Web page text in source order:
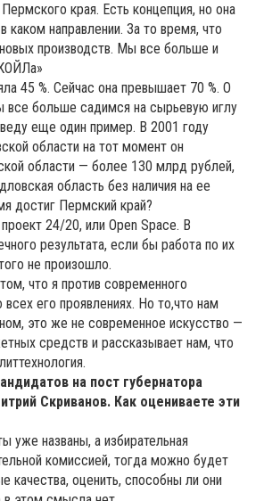
края. Есть концепция, но она
каком направлении. За то время, что
производств. Мы все больше и
45 %. Сейчас она превышает 70 %. О
все больше садимся на сырьевую иглу
еще один пример. В 2001 году
области на тот момент он
области — более 130 млрд рублей,
область без наличия на ее
достиг Пермский край?
24/20, или Open Space. В
результата, если бы работа по их
не произошло.
что я против современного
его проявлениях. Но то,что нам
это же не современное искусство —
средств и рассказывает нам, что
на пост губернатора
Скриванов. Как оцениваете эти
уже названы, а избирательная
комиссией, тогда можно будет
качества, оценить, способны ли они